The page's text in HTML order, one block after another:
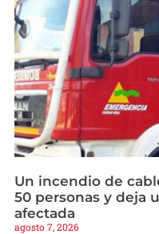
Un incendio de
50 personas y deja
afectada
agosto 7, 2026